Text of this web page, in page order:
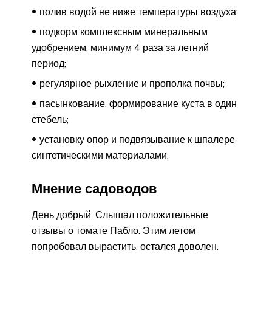
полив водой не ниже температуры воздуха;
подкорм комплексным минеральным
удобрением, минимум 4 раза за летний
период;
регулярное рыхление и прополка почвы;
пасынкование, формирование куста в один
стебель;
установку опор и подвязывание к шпалере
синтетическими материалами.
Мнение садоводов
День добрый. Слышал положительные
отзывы о томате Пабло. Этим летом
попробовал вырастить, остался доволен.